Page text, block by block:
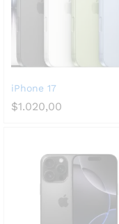
iPhone 17
$1.020,00